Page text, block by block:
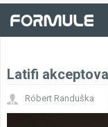
Latifi
Róbert Randuška